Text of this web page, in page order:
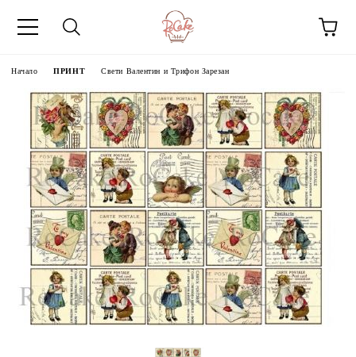
Начало ПРИНТ Свети Валентин и Трифон Зарезан